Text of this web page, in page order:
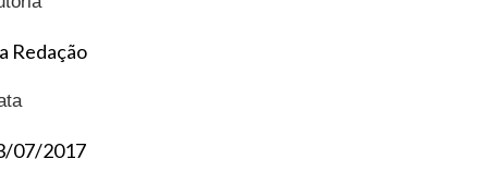
Redação
07/2017